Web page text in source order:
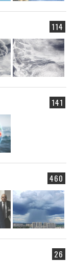
114
141
460
26